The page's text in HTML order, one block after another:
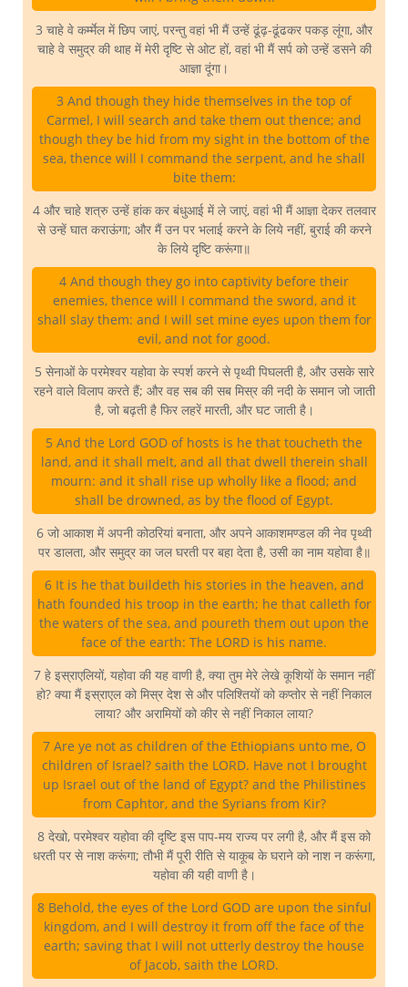
3 चाहे वे कर्म्मेल में छिप जाएं, परन्तु वहां भी मैं उन्हें ढूंढ़-ढूंढकर पकड़ लूंगा, और
चाहे वे समुद्र की थाह में मेरी दृष्टि से ओट हों, वहां भी मैं सर्प को उन्हें डसने की
आज्ञा दूंगा।
3 And though they hide themselves in the top of
Carmel, I will search and take them out thence; and
though they be hid from my sight in the bottom of the
sea, thence will I command the serpent, and he shall
bite them:
4 और चाहे शत्रु उन्हें हांक कर बंधुआई में ले जाएं, वहां भी मैं आज्ञा देकर तलवार
से उन्हें घात कराऊंगा; और मैं उन पर भलाई करने के लिये नहीं, बुराई की करने
के लिये दृष्टि करूंगा॥
4 And though they go into captivity before their
enemies, thence will I command the sword, and it
shall slay them: and I will set mine eyes upon them for
evil, and not for good.
5 सेनाओं के परमेश्वर यहोवा के स्पर्श करने से पृथ्वी पिघलती है, और उसके सारे
रहने वाले विलाप करते हैं; और वह सब की सब मिस्र की नदी के समान जो जाती
है, जो बढ़ती है फिर लहरें मारती, और घट जाती है।
5 And the Lord GOD of hosts is he that toucheth the
land, and it shall melt, and all that dwell therein shall
mourn: and it shall rise up wholly like a flood; and
shall be drowned, as by the flood of Egypt.
6 जो आकाश में अपनी कोठरियां बनाता, और अपने आकाशमण्डल की नेव पृथ्वी
पर डालता, और समुद्र का जल घरती पर बहा देता है, उसी का नाम यहोवा है॥
6 It is he that buildeth his stories in the heaven, and
hath founded his troop in the earth; he that calleth for
the waters of the sea, and poureth them out upon the
face of the earth: The LORD is his name.
7 हे इस्राएलियों, यहोवा की यह वाणी है, क्या तुम मेरे लेखे कूशियों के समान नहीं
हो? क्या मैं इस्राएल को मिस्र देश से और पलिश्तियों को कप्तोर से नहीं निकाल
लाया? और अरामियों को कीर से नहीं निकाल लाया?
7 Are ye not as children of the Ethiopians unto me, O
children of Israel? saith the LORD. Have not I brought
up Israel out of the land of Egypt? and the Philistines
from Caphtor, and the Syrians from Kir?
8 देखो, परमेश्वर यहोवा की दृष्टि इस पाप-मय राज्य पर लगी है, और मैं इस को
धरती पर से नाश करूंगा; तौभी मैं पूरी रीति से याकूब के घराने को नाश न करूंगा,
यहोवा की यही वाणी है।
8 Behold, the eyes of the Lord GOD are upon the sinful
kingdom, and I will destroy it from off the face of the
earth; saving that I will not utterly destroy the house
of Jacob, saith the LORD.